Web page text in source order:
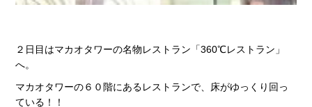
２日目はマカオタワーの名物レストラン「360℃レストラン」
へ。
マカオタワーの６０階にあるレストランで、床がゆっくり回っ
ている！！